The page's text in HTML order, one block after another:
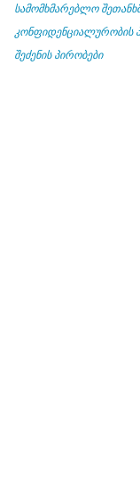
სამომხმარებლო
კონფიდენციალურობის
შეძენის პირობები